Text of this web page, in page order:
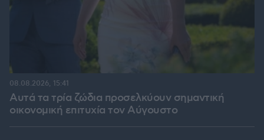
Αυτά τα τρία ζώδια προσελκύουν σημαντική
οικονομική επιτυχία τον Αύγουστο
08.08.2026, 15:41